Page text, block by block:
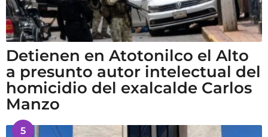
Detienen en Atotonilco el Alto
a presunto autor intelectual del
homicidio del exalcalde Carlos
Manzo
5